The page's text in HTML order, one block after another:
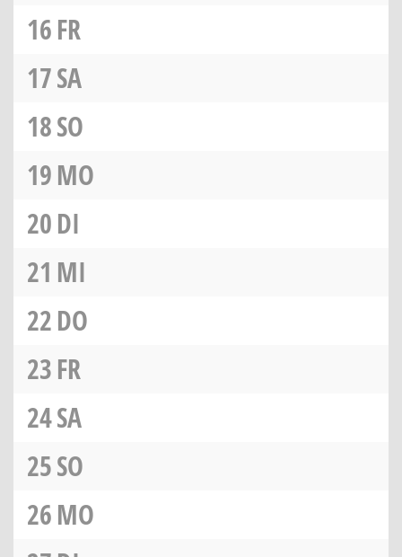
16FR
17SA
18SO
19MO
20DI
21 MI
22DO
23FR
24SA
25SO
26MO